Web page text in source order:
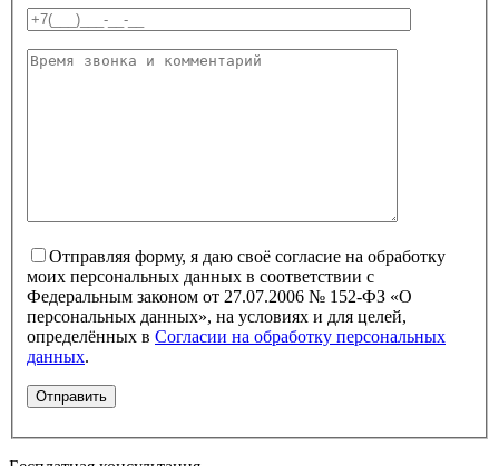
Отправляя форму, я даю своё согласие на обработку
моих персональных данных в соответствии с
Федеральным законом от 27.07.2006 № 152-ФЗ «О
персональных данных», на условиях и для целей,
определённых в Согласии на обработку персональных
данных.